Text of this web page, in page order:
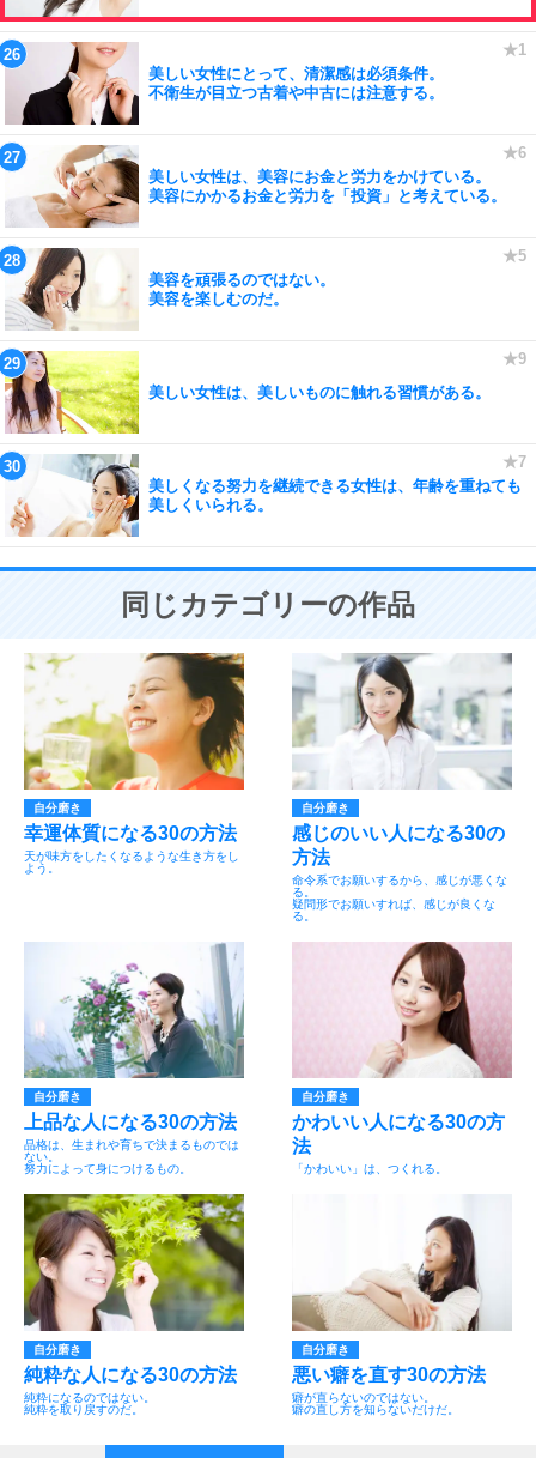
美しい女性にとって、清潔感は必須条件。
不衛生が目立つ古着や中古には注意する。
美しい女性は、美容にお金と労力をかけている。
美容にかかるお金と労力を「投資」と考えている。
美容を頑張るのではない。
美容を楽しむのだ。
美しい女性は、美しいものに触れる習慣がある。
美しくなる努力を継続できる女性は、年齢を重ねても
美しくいられる。
同じカテゴリーの作品
自分磨き
幸運体質になる30の方法
天が味方をしたくなるような生き方をし
よう。
自分磨き
感じのいい人になる30の
方法
命令系でお願いするから、感じが悪くな
る。
疑問形でお願いすれば、感じが良くな
る。
自分磨き
上品な人になる30の方法
品格は、生まれや育ちで決まるものでは
ない。
努力によって身につけるもの。
自分磨き
かわいい人になる30の方
法
「かわいい」は、つくれる。
自分磨き
純粋な人になる30の方法
純粋になるのではない。
純粋を取り戻すのだ。
自分磨き
悪い癖を直す30の方法
癖が直らないのではない。
癖の直し方を知らないだけだ。